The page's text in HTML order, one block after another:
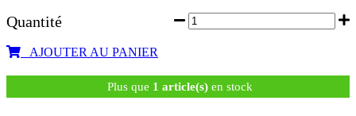
Quantité
AJOUTER AU PANIER
Plus que 1 article(s)en stock